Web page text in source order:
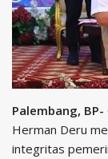
Palembang, BP-
Herman Deru
integritas